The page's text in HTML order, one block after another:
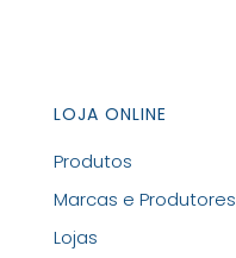
LOJA ONLINE
Produtos
Marcas e Produtores
Lojas